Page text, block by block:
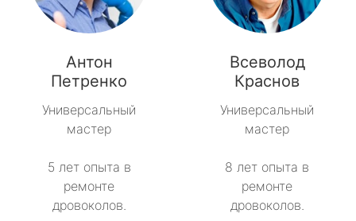
Антон
Петренко
Универсальный
мастер
5 лет опыта в
ремонте
дровоколов.
Всеволод
Краснов
Универсальный
мастер
8 лет опыта в
ремонте
дровоколов.